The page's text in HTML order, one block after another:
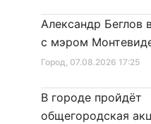
Город, 07.08.2026 17:25
Александр Беглов
с мэром
В городе пройдёт
общегородская